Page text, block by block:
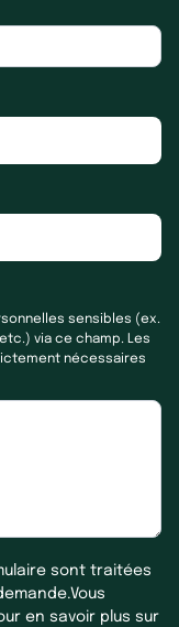
sensibles (ex.
via ce champ. Les
nécessaires
sont traitées
en savoir plus sur